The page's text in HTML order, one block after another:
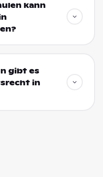
kann
gibt es
in